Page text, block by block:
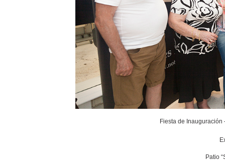
Fiesta de
Patio